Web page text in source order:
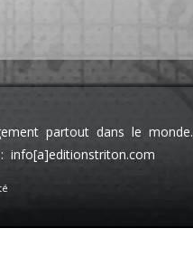
partout dans le monde.